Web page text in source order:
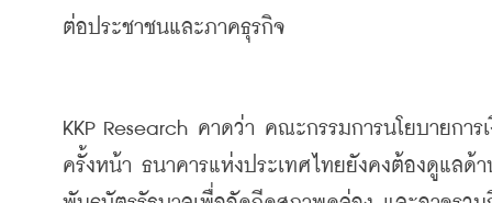
ต่อประชาชนและภาคธุรกิจ
KKP Research คาดว่า คณะกรรมการนโยบายการ
ครั้งหน้า ธนาคารแห่งประเทศไทยยังคงต้องดูแลด้